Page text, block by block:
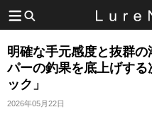
明確な手元感度と抜群
パーの釣果を底上げす
ック」
2026年05月22日